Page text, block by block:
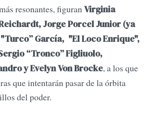
resonantes, figuranVirginia
Jorge Porcel Junior (ya
García, "El Loco Enrique",
“Tronco” Figliuolo,
y Evelyn Von Brocke, a los que
que intentarán pasar de la órbita
del poder.